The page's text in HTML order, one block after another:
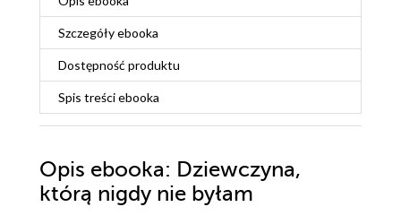
Szczegółyebooka
Dostępność produktu
Spis treściebooka
Opis ebooka: Dziewczyna,
którą nigdy nie byłam